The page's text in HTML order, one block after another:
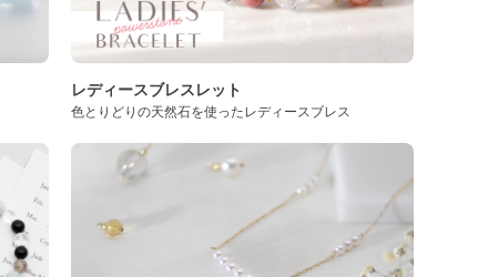
レディースブレスレット
色とりどりの天然石を使ったレディースブレス